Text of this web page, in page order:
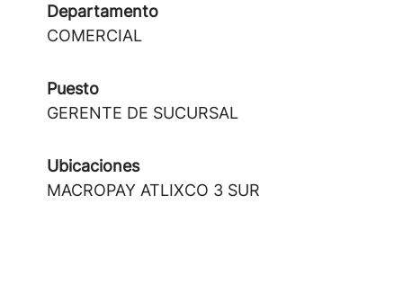
Departamento
COMERCIAL
Puesto
GERENTE DE SUCURSAL
Ubicaciones
MACROPAY ATLIXCO 3 SUR